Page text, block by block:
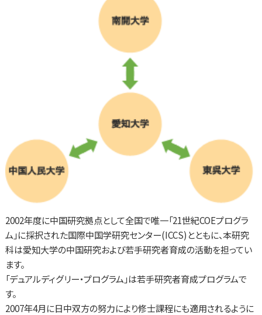
2002年度に中国研究拠点として全国で唯一「21世紀COEプログラ
ム」に採択された国際中国学研究センター(ICCS)とともに、本研究
科は愛知大学の中国研究および若手研究者育成の活動を担ってい
ます。
「デュアルディグリー・プログラム」は若手研究者育成プログラムで
す。
2007年4月に日中双方の努力により修士課程にも適用されるように